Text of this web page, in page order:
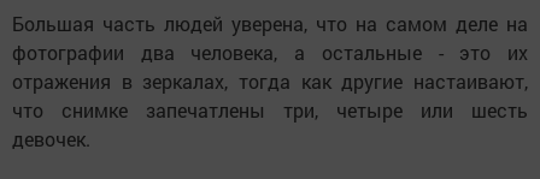
Большая часть людей уверена, что на самом деле на
фотографии два человека, а остальные - это их
отражения в зеркалах, тогда как другие настаивают,
что снимке запечатлены три, четыре или шесть
девочек.